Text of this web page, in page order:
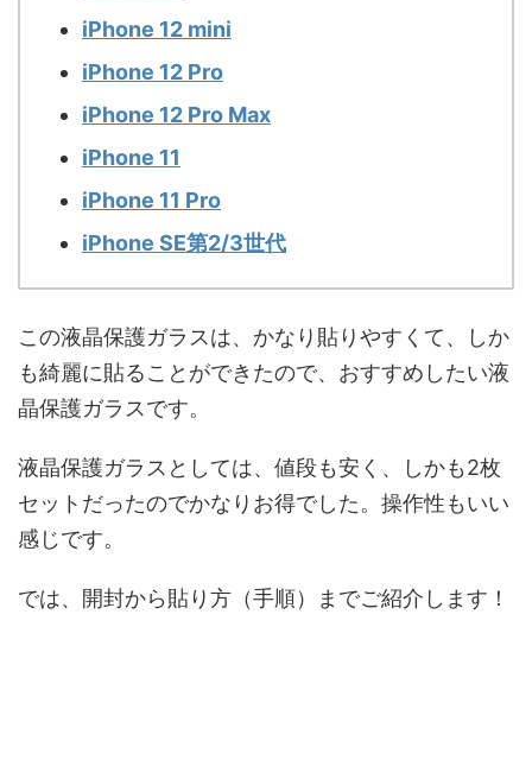
iPhone 12 mini
iPhone 12 Pro
iPhone 12 Pro Max
iPhone 11
iPhone 11 Pro
iPhone SE第2/3世代
この液晶保護ガラスは、かなり貼りやすくて、しか
も綺麗に貼ることができたので、おすすめしたい液
晶保護ガラスです。
液晶保護ガラスとしては、値段も安く、しかも2枚
セットだったのでかなりお得でした。操作性もいい
感じです。
では、開封から貼り方（手順）までご紹介します！